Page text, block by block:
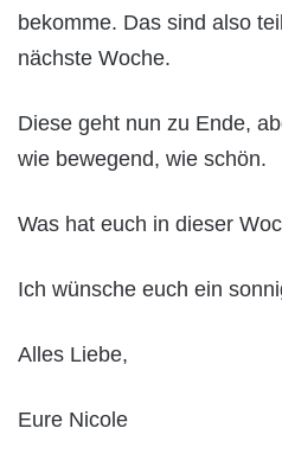
bekomme. Das sind also
nächste Woche.
Diese geht nun zu Ende,
wie bewegend, wie schön.
Was hat euch in dieser
Ich wünsche euch ein
Alles Liebe,
Eure Nicole